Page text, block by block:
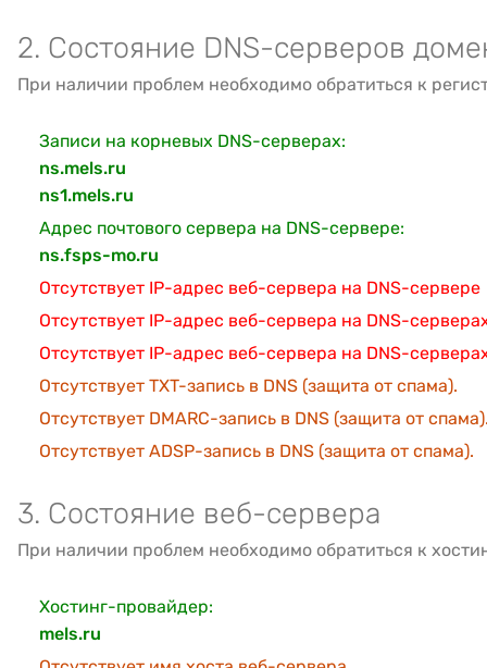
2. Состояние DNS-серверов
При наличии проблем необходимо обратиться к
Записи на корневых DNS-серверах:
ns.mels.ru
ns1.mels.ru
Адрес почтового сервера на DNS-сервере:
ns.fsps-mo.ru
Отсутствует IP-адрес веб-сервера на DNS-сервере
Отсутствует IP-адрес веб-сервера на DNS-
Отсутствует IP-адрес веб-сервера на DNS-
Отсутствует TXT-запись в DNS (защита от спама).
Отсутствует DMARC-запись в DNS (защита от
Отсутствует ADSP-запись в DNS (защита от спама).
3. Состояние веб-сервера
При наличии проблем необходимо обратиться к
Хостинг-провайдер:
mels.ru